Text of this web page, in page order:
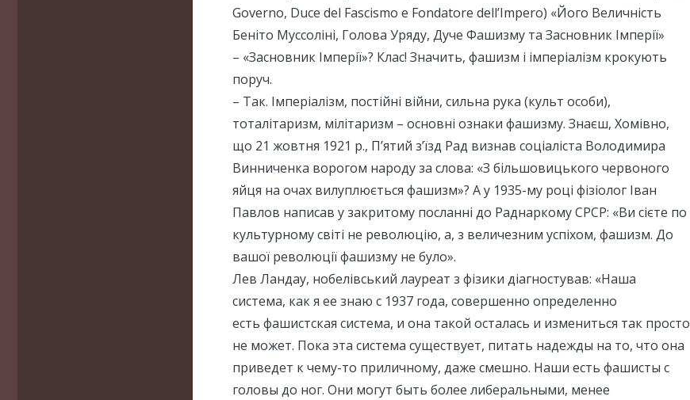
Governo, Duce del Fascismo e Fondatore dell’Impero) «Його Величність
Беніто Муссоліні, Голова Уряду, Дуче Фашизму та Засновник Імперії»
– «Засновник Імперії»? Клас! Значить, фашизм і імперіалізм крокують
поруч.
– Так. Імперіалізм, постійні війни, сильна рука (культ особи),
тоталітаризм, мілітаризм – основні ознаки фашизму. Знаєш, Хомівно,
що 21 жовтня 1921 р., П’ятий з’їзд Рад визнав соціаліста Володимира
Винниченка ворогом народу за слова: «З більшовицького червоного
яйця на очах вилуплюється фашизм»? А у 1935-му році фізіолог Іван
Павлов написав у закритому посланні до Раднаркому СРСР: «Ви сієте по
культурному світі не революцію, а, з величезним успіхом, фашизм. До
вашої революції фашизму не було».
Лев Ландау, нобелівський лауреат з фізики діагностував: «Наша
система, как я ее знаю с 1937 года, совершенно определенно
есть фашистская система, и она такой осталась и измениться так просто
не может. Пока эта система существует, питать надежды на то, что она
приведет к чему-то приличному, даже смешно. Наши есть фашисты с
головы до ног. Они могут быть более либеральными, менее